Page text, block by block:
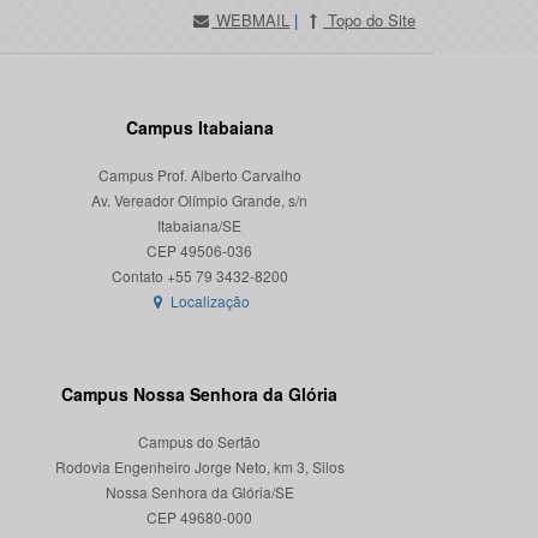
WEBMAIL | Topo do Site
Campus Itabaiana
Campus Prof. Alberto Carvalho
Av. Vereador Olímpio Grande, s/n
Itabaiana/SE
CEP 49506-036
Localização
Campus Nossa Senhora da Glória
Campus do Sertão
Rodovia Engenheiro Jorge Neto, km 3, Silos
Nossa Senhora da Glória/SE
CEP 49680-000